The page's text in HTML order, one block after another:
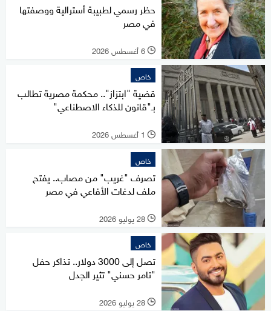
حظر رسمي لطبيبة أسترالية ووصفتها
في مصر
l 6 أغسطس 2026
خاص
قضية "ابتزاز".. محكمة مصرية تطالب
بـ"قانون للذكاء الاصطناعي"
l 1 أغسطس 2026
خاص
تصرف "غريب" من مصاب.. يفتح
ملف لدغات الأفاعي في مصر
l 28 يوليو 2026
خاص
تصل إلى 3000 دولار.. تذاكر حفل
"تامر حسني" تثير الجدل
l 28 يوليو 2026